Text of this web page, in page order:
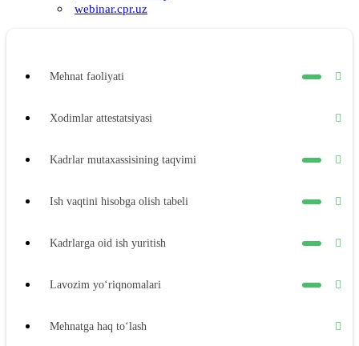
webinar.cpr.uz
Mehnat faoliyati
Xodimlar attestatsiyasi
Kadrlar mutaхassisining taqvimi
Ish vaqtini hisobga olish tabeli
Kadrlarga oid ish yuritish
Lavozim yoʻriqnomalari
Mehnatga haq toʻlash